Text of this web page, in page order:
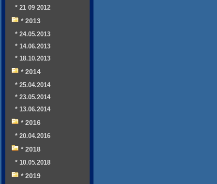
* 21 09 2012
* 2013
* 24.05.2013
* 14.06.2013
* 18.10.2013
* 2014
* 25.04.2014
* 23.05.2014
* 13.06.2014
* 2016
* 20.04.2016
* 2018
* 10.05.2018
* 2019